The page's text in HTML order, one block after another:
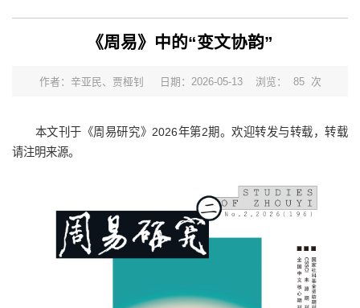
《周易》中的“变文协韵”
作者：辛亚民、贾桠钊 日期：2026-05-13 浏览： 85 次
本文刊于《周易研究》2026年第2期。欢迎转发与转载，转载
请注明来源。